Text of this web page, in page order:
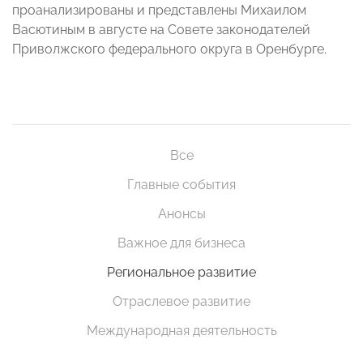
проанализированы и представлены Михаилом
Васютиным в августе на Совете законодателей
Приволжского федерального округа в Оренбурге.
Все
Главные события
Анонсы
Важное для бизнеса
Региональное развитие
Отраслевое развитие
Международная деятельность